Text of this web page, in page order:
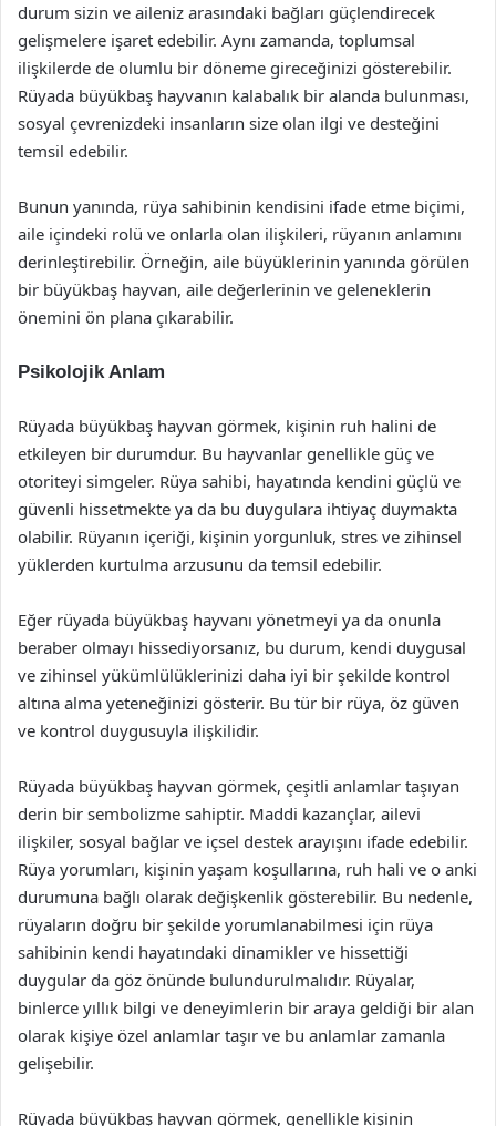
durum sizin ve aileniz arasındaki bağları güçlendirecek
gelişmelere işaret edebilir. Aynı zamanda, toplumsal
ilişkilerde de olumlu bir döneme gireceğinizi gösterebilir.
Rüyada büyükbaş hayvanın kalabalık bir alanda bulunması,
sosyal çevrenizdeki insanların size olan ilgi ve desteğini
temsil edebilir.
Bunun yanında, rüya sahibinin kendisini ifade etme biçimi,
aile içindeki rolü ve onlarla olan ilişkileri, rüyanın anlamını
derinleştirebilir. Örneğin, aile büyüklerinin yanında görülen
bir büyükbaş hayvan, aile değerlerinin ve geleneklerin
önemini ön plana çıkarabilir.
Psikolojik Anlam
Rüyada büyükbaş hayvan görmek, kişinin ruh halini de
etkileyen bir durumdur. Bu hayvanlar genellikle güç ve
otoriteyi simgeler. Rüya sahibi, hayatında kendini güçlü ve
güvenli hissetmekte ya da bu duygulara ihtiyaç duymakta
olabilir. Rüyanın içeriği, kişinin yorgunluk, stres ve zihinsel
yüklerden kurtulma arzusunu da temsil edebilir.
Eğer rüyada büyükbaş hayvanı yönetmeyi ya da onunla
beraber olmayı hissediyorsanız, bu durum, kendi duygusal
ve zihinsel yükümlülüklerinizi daha iyi bir şekilde kontrol
altına alma yeteneğinizi gösterir. Bu tür bir rüya, öz güven
ve kontrol duygusuyla ilişkilidir.
Rüyada büyükbaş hayvan görmek, çeşitli anlamlar taşıyan
derin bir sembolizme sahiptir. Maddi kazançlar, ailevi
ilişkiler, sosyal bağlar ve içsel destek arayışını ifade edebilir.
Rüya yorumları, kişinin yaşam koşullarına, ruh hali ve o anki
durumuna bağlı olarak değişkenlik gösterebilir. Bu nedenle,
rüyaların doğru bir şekilde yorumlanabilmesi için rüya
sahibinin kendi hayatındaki dinamikler ve hissettiği
duygular da göz önünde bulundurulmalıdır. Rüyalar,
binlerce yıllık bilgi ve deneyimlerin bir araya geldiği bir alan
olarak kişiye özel anlamlar taşır ve bu anlamlar zamanla
gelişebilir.
Rüyada büyükbaş hayvan görmek, genellikle kişinin